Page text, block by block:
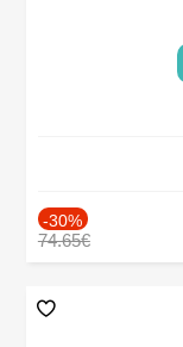
-30%
74.65€